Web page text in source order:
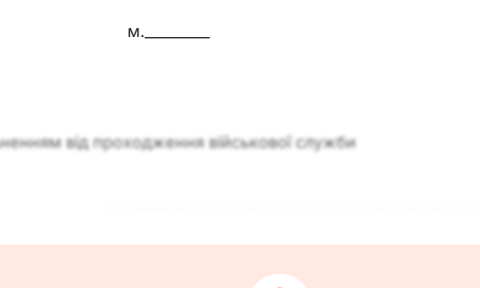
м._________
від проходження військової служби
______________ взяти наказ до уваги при